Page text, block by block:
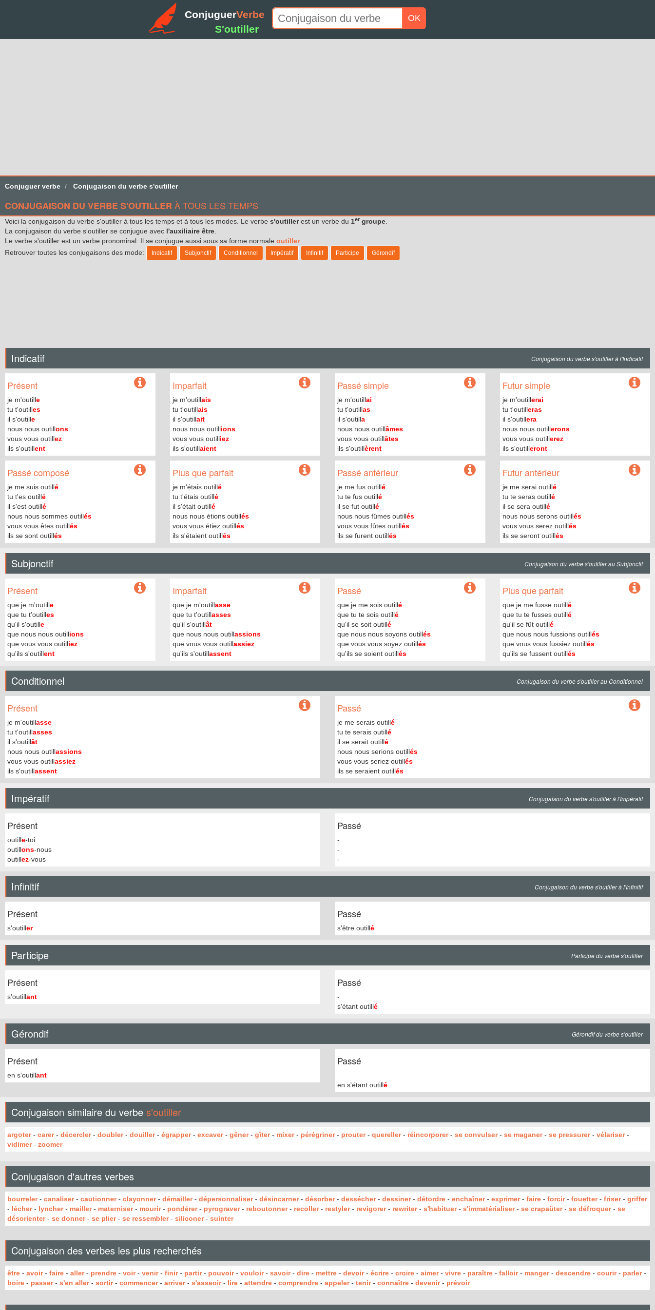
ConjuguerVerbe
S'outiller
OK
Conjuguer verbe Conjugaison du verbe s'outiller
CONJUGAISON DU VERBE S'OUTILLER À TOUS LES TEMPS
Voici la conjugaison du verbe s'outiller à tous les temps et à tous les modes. Le verbe s'outillerest un verbe du 1er groupe
La conjugaison du verbe s'outiller se conjugue avec l'auxiliaire être
Le verbe s'outiller est un verbe pronominal. Il se conjugue aussi sous sa forme normale outiller
Retrouver toutes les conjugaisons des mode:
Indicatif Subjonctif Conditionnel Impératif Infinitif Participe Gérondif
Indicatif Conjugaison du verbe s'outiller à l'Indicatif
Présent
je m'outille
tu t'outilles
il s'outille
nous nous outillons
vous vous outillez
ils s'outillent
Imparfait
je m'outillais
tu t'outillais
il s'outillait
nous nous outillions
vous vous outilliez
ils s'outillaient
Passé simple
je m'outillai
tu t'outillas
il s'outilla
nous nous outillâmes
vous vous outillâtes
ils s'outillèrent
Futur simple
je m'outillerai
tu t'outilleras
il s'outillera
nous nous outillerons
vous vous outillerez
ils s'outilleront
Passé composé
je me suis outillé
tu t'es outillé
il s'est outillé
nous nous sommes outillés
vous vous êtes outillés
ils se sont outillés
Plus que parfait
je m'étais outillé
tu t'étais outillé
il s'était outillé
nous nous étions outillés
vous vous étiez outillés
ils s'étaient outillés
Passé antérieur
je me fus outillé
tu te fus outillé
il se fut outillé
nous nous fûmes outillés
vous vous fûtes outillés
ils se furent outillés
Futur antérieur
je me serai outillé
tu te seras outillé
il se sera outillé
nous nous serons outillés
vous vous serez outillés
ils se seront outillés
Subjonctif Conjugaison du verbe s'outiller au Subjonctif
Présent
que je m'outille
que tu t'outilles
qu'il s'outille
que nous nous outillions
que vous vous outilliez
qu'ils s'outillent
Imparfait
que je m'outillasse
que tu t'outillasses
qu'il s'outillât
que nous nous outillassions
que vous vous outillassiez
qu'ils s'outillassent
Passé
que je me sois outillé
que tu te sois outillé
qu'il se soit outillé
que nous nous soyons outillés
que vous vous soyez outillés
qu'ils se soient outillés
Plus que parfait
que je me fusse outillé
que tu te fusses outillé
qu'il se fût outillé
que nous nous fussions outillés
que vous vous fussiez outillés
qu'ils se fussent outillés
Conditionnel Conjugaison du verbe s'outiller au Conditionnel
Présent
je m'outillasse
tu t'outillasses
il s'outillât
nous nous outillassions
vous vous outillassiez
ils s'outillassent
Passé
je me serais outillé
tu te serais outillé
il se serait outillé
nous nous serions outillés
vous vous seriez outillés
ils se seraient outillés
Impératif Conjugaison du verbe s'outiller à l'Impératif
Présent
outille-toi
outillons-nous
outillez-vous
Passé
-
-
-
Infinitif Conjugaison du verbe s'outiller à l'Infinitif
Présent
s'outiller
Passé
s'être outillé
Participe Participe du verbe s'outiller
Présent
s'outillant
Passé
-
s'étant outillé
Gérondif Gérondif du verbe s'outiller
Présent
en s'outillant
Passé
en s'étant outillé
Conjugaison similaire du verbe s'outiller
argoter- carer- décercler- doubler- douiller- égrapper- excaver- gêner- gîter- mixer- pérégriner- prouter- quereller- réincorporer- se convulser- se maganer- se pressurer- vélariser-
vidimer- zoomer
Conjugaison d'autres verbes
bourreler- canaliser- cautionner- clayonner- démailler- dépersonnaliser- désincarner- désorber- dessécher- dessiner- détordre - enchaîner- exprimer- faire - forcir- fouetter- friser- griffer
- lécher- lyncher- mailler- materniser- mourir- pondérer- pyrograver- reboutonner- recoller- restyler- revigorer- rewriter- s'habituer- s'immatérialiser- se crapaüter- se défroquer- se
désorienter- se donner- se plier- se ressembler- siliconer- suinter
Conjugaison des verbes les plus recherchés
être - avoir- faire - aller- prendre - voir- venir- finir- partir- pouvoir- vouloir- savoir- dire - mettre - devoir- écrire - croire - aimer- vivre - paraître - falloir- manger- descendre - courir- parler-
boire - passer- s'en aller- sortir- commencer- arriver- s'asseoir- lire - attendre - comprendre - appeler- tenir- connaître - devenir- prévoir